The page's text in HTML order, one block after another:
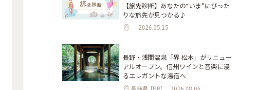
【旅先診断】あなたの“いま”にぴった
りな旅先が見つかる♪
2026.05.15
長野・浅間温泉「界 松本」がリニュー
アルオープン。信州ワインと音楽に浸
るエレガントな湯宿へ
長野県 [PR] 2026.08.05